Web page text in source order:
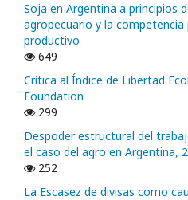
Soja en Argentina a principios
agropecuario y la competencia
productivo
649
Crítica al Índice de Libertad
Foundation
299
Despoder estructural del
el caso del agro en Argentina,
252
La Escasez de divisas como